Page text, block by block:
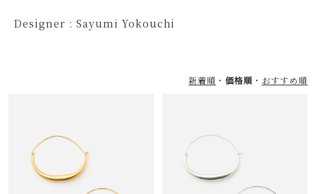
Designer : Sayumi Yokouchi
新着順 価格順 おすすめ順